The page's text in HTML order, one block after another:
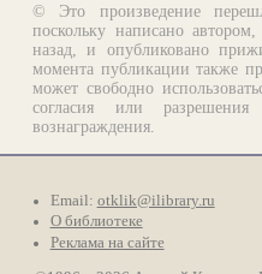
© Это произведение
поскольку написано
назад, и опубликовано
момента публикации также
может свободно
согласия или
вознаграждения.
Email: otklik@ilibrary.ru
О библиотеке
Реклама на сайте